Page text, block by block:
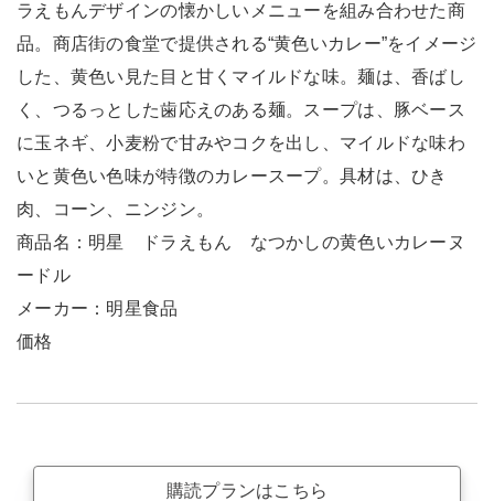
ラえもんデザインの懐かしいメニューを組み合わせた商
品。商店街の食堂で提供される“黄色いカレー”をイメージ
した、黄色い見た目と甘くマイルドな味。麺は、香ばし
く、つるっとした歯応えのある麺。スープは、豚ベース
に玉ネギ、小麦粉で甘みやコクを出し、マイルドな味わ
いと黄色い色味が特徴のカレースープ。具材は、ひき
肉、コーン、ニンジン。
商品名：明星 ドラえもん なつかしの黄色いカレーヌ
ードル
メーカー：明星食品
価格
購読プランはこちら